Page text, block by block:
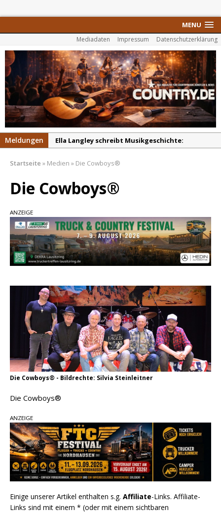
MENU
Mediadaten Impressum Datenschutzerklärung
Meldungen
Ella Langley schreibt Musikgeschichte:
aller Zeiten
pez veröffentlicht neue Single „Late Night
Talks“ – eine Hymne auf unvergessliche
Randy Travis veröffentlicht mit „I Don’t Care“
einen weiteren Schatz aus dem Archiv
Danke für Euer Vertrauen: Country.de erreicht
täglich rund 10.000 Leser
Video zu „Mexico Honey“
Carly Pearce hinterfragt den ständigen
Vergleich mit anderen
Startseite » Medien » Die Cowboys®
Die Cowboys®
ANZEIGE
Die Cowboys® - Bildrechte: Silvia Steinleitner
Die Cowboys®
ANZEIGE
Einige unserer Artikel enthalten s.g. Affiliate-Links. Affiliate-
Links sind mit einem * (oder mit einem sichtbaren